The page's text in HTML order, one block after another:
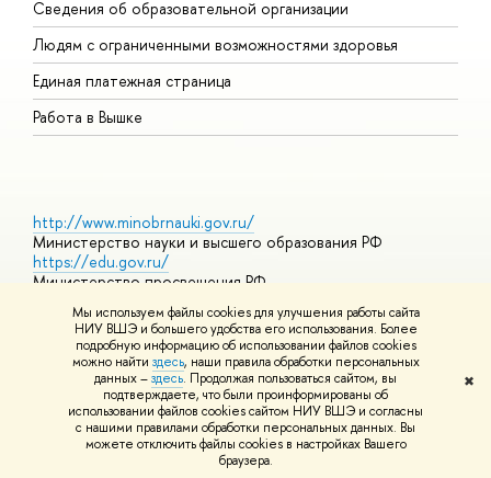
Мы используем файлы cookies для улучшения работы сайта
НИУ ВШЭ и большего удобства его использования. Более
подробную информацию об использовании файлов cookies
можно найти здесь, наши правила обработки персональных
данных –здесь. Продолжая пользоваться сайтом, вы
подтверждаете, что были проинформированы об
использовании файлов cookies сайтом НИУ ВШЭ и согласны
с нашими правилами обработки персональных данных. Вы
можете отключить файлы cookies в настройках Вашего
браузера.
✖
Сведения об образовательной организации
Людям с ограниченными возможностями здоровья
Единая платежная страница
Работа в Вышке
http://www.minobrnauki.gov.ru/
Министерство науки и высшего образования РФ
https://edu.gov.ru/
Министерство просвещения РФ
https://elearning.hse.ru/mooc
Массовые открытые онлайн-курсы
© НИУ ВШЭ 1993–2026 Адреса и контактыУсловия
использования материалов Политика конфиденциальности
Шрифты HSE Sans и HSE Slab разработаны вШколе дизайна НИУ